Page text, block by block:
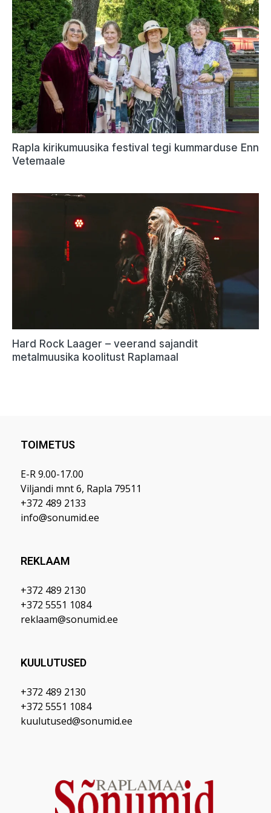
TOIMETUS
E-R 9.00-17.00
Viljandi mnt 6, Rapla 79511
+372 489 2133
info@sonumid.ee
REKLAAM
+372 489 2130
+372 5551 1084
reklaam@sonumid.ee
KUULUTUSED
+372 489 2130
+372 5551 1084
kuulutused@sonumid.ee